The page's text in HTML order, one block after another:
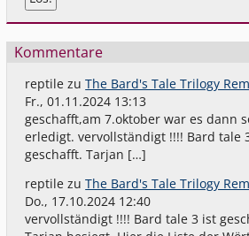
Kommentare
reptile zuThe Bard's Tale Trilogy
Fr., 01.11.2024 13:13
geschafft,am 7.oktober war es dann
erledigt. vervollständigt !!!! Bard tale
geschafft. Tarjan […]
reptile zuThe Bard's Tale Trilogy
Do., 17.10.2024 12:40
vervollständigt !!!! Bard tale 3 ist